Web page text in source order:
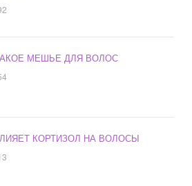
МЕШЬЕ ДЛЯ ВОЛОС
КОРТИЗОЛ НА ВОЛОСЫ